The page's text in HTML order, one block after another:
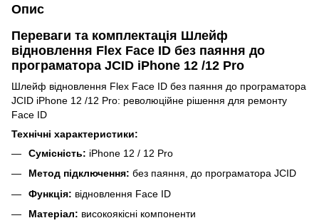
Опис
Переваги та комплектація Шлейф
відновлення Flex Face ID без паяння до
програматора JCID iPhone 12 /12 Pro
Шлейф відновлення Flex Face ID без паяння до програматора
JCID iPhone 12 /12 Pro: революційне рішення для ремонту
Face ID
Технічні характеристики:
Сумісність: iPhone 12 / 12 Pro
Метод підключення: без паяння, до програматора JCID
Функція: відновлення Face ID
Матеріал: високоякісні компоненти